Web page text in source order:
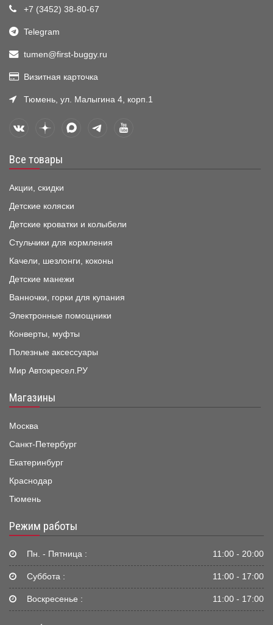
+7 (3452) 38-80-67
Telegram
tumen@first-buggy.ru
Визитная карточка
Тюмень, ул. Малыгина 4, корп.1
Все товары
Акции, скидки
Детские коляски
Детские кроватки и колыбели
Стульчики для кормления
Качели, шезлонги, коконы
Детские манежи
Ванночки, горки для купания
Электронные помощники
Конверты, муфты
Полезные аксессуары
Мир Автокресел.РУ
Магазины
Москва
Санкт-Петербург
Екатеринбург
Краснодар
Тюмень
Режим работы
Пн. - Пятница : 11:00 - 20:00
Суббота : 11:00 - 17:00
Воскресенье : 11:00 - 17:00